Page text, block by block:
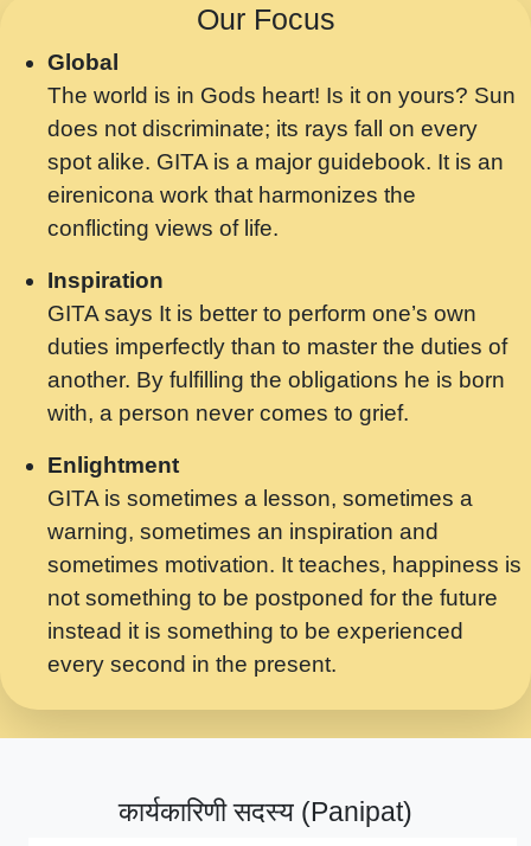
Chahe Ram Ho Chahe Shyam Ho.mp3
मझ अपन जवन बनन न आय, रठ हर क मनन न आय
Shri ravinandan shastri ji maharaj.mp3
मन अशांत मंत्र जाप - गीता प्रेरणा -Swami
Gyananand Ji Maharaj.mp3
मन बध लय परम वल कगन Special Shyam
Saawariya.mp3
मर गनय न अपरध लडडल शर रध.... Shri
ravinandan shastri ji maharaj.mp3
मेरे मन हरी का ध्यान लगा - भजन भाव - 2018 -
Rishikesh - Swami Gyananand Ji
Maharaj.mp3
यह हसरत तलब ह नकज कमर Yahi Hasraten
Talab Hai Bhav Pravah #bhajan.mp3
लडल ज बल ल क ज न लग Sadhvi Purnima Ji
7.9.2021 जवल नगर दलल #बसर.mp3
सख भ मझ पयर ह दख भ मझ पयर ह!छड म कस दत
सपरहट भजन 2021 - तर अखय ह जद भर बहर ज म
सपरहट शयम भजन - जय जय शयम जय जय शयम
Our Focus
Global
The world is in Gods heart! Is it on yours? Sun
does not discriminate; its rays fall on every
spot alike. GITA is a major guidebook. It is an
eirenicona work that harmonizes the
conflicting views of life.
Inspiration
GITA says It is better to perform one’s own
duties imperfectly than to master the duties of
another. By fulfilling the obligations he is born
with, a person never comes to grief.
Enlightment
GITA is sometimes a lesson, sometimes a
warning, sometimes an inspiration and
sometimes motivation. It teaches, happiness is
not something to be postponed for the future
instead it is something to be experienced
every second in the present.
कार्यकारिणी सदस्य (Panipat)